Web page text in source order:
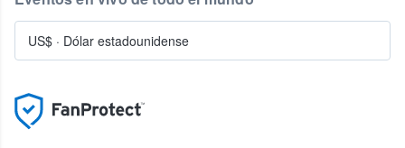
US$ · Dólar estadounidense